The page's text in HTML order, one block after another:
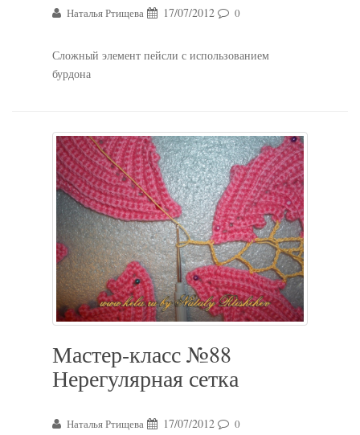
Наталья Ртищева 17/07/2012 0
Сложный элемент пейсли с использованием
бурдона
Мастер-класс №88
Нерегулярная сетка
Наталья Ртищева 17/07/2012 0